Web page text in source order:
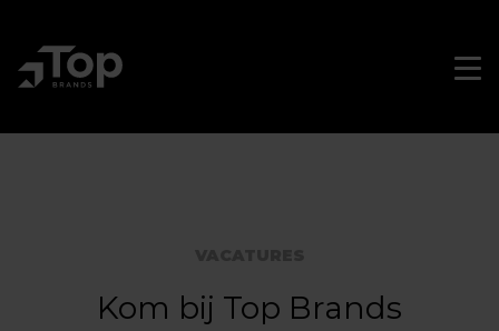
main
navigation
Sluit
Kom bij Top Brands